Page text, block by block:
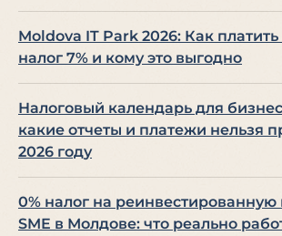
Moldova IT Park 2026: Как
налог 7% и кому это выгодно
Налоговый календарь для
какие отчеты и платежи нельзя
2026 году
0% налог на
SME в Молдове: что реально